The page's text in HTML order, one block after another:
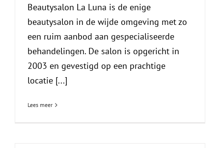
Beautysalon La Luna is de enige
beautysalon in de wijde omgeving met zo
een ruim aanbod aan gespecialiseerde
behandelingen. De salon is opgericht in
2003 en gevestigd op een prachtige
locatie [...]
Lees meer